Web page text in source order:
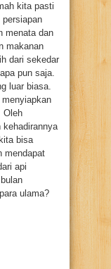
kita pasti
persiapan
menata dan
makanan
dari sekedar
pun saja.
luar biasa.
Oleh
kehadirannya
bisa
mendapat
api
ulama?